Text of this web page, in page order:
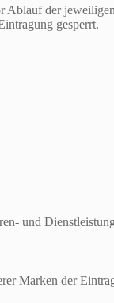
Ablauf der
gesperrt.
und
Marken der